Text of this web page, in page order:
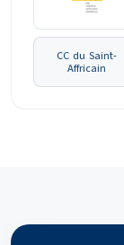
CC du Saint-
Affricain